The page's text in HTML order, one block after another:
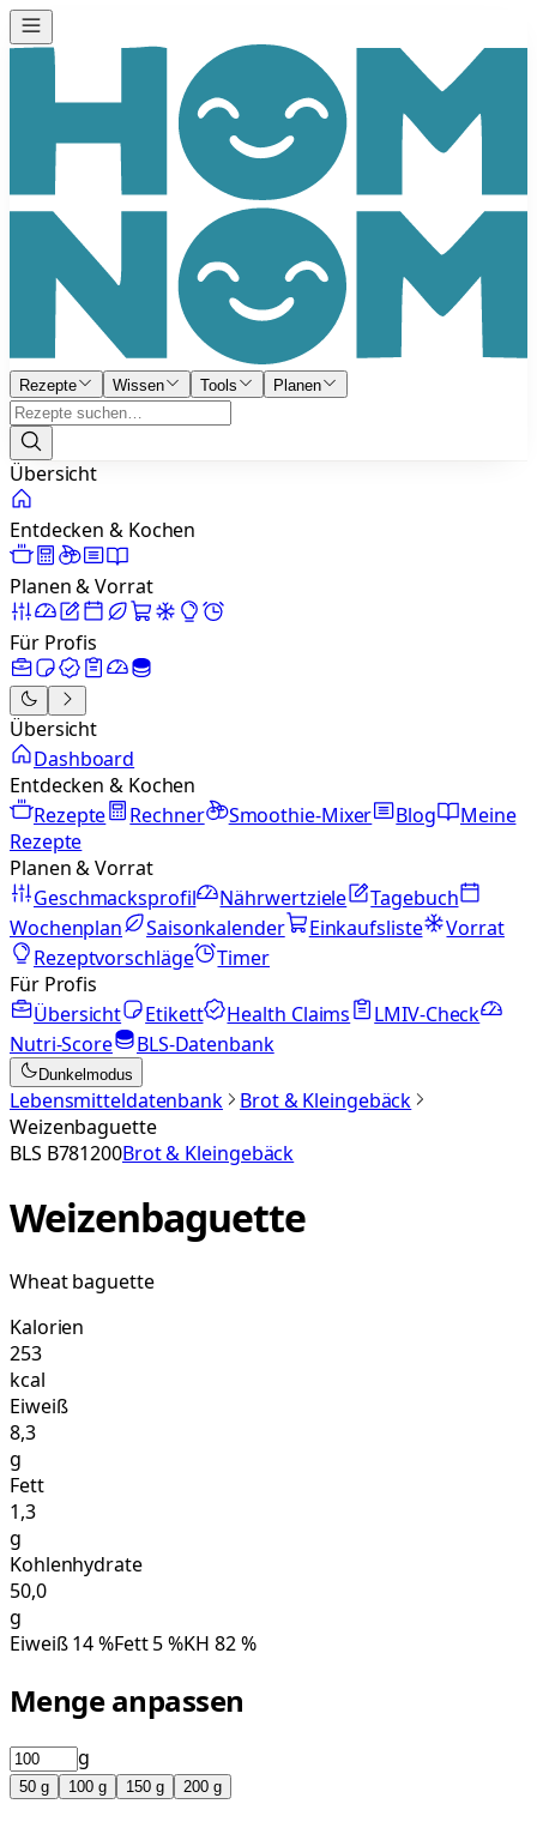
Rezepte Wissen Tools Planen
Übersicht
Entdecken & Kochen
Planen & Vorrat
Für Profis
Übersicht
Dashboard
Entdecken & Kochen
Rezepte
Rechner Smoothie-Mixer Blog
Meine
Rezepte
Planen & Vorrat
Geschmacksprofil
Nährwertziele
Tagebuch
Wochenplan
Saisonkalender Einkaufsliste
Vorrat
Rezeptvorschläge
Timer
Für Profis
Übersicht
Etikett Health Claims
LMIV-Check
Nutri-Score
BLS-Datenbank
Dunkelmodus
Lebensmitteldatenbank
Brot & Kleingebäck
Weizenbaguette
BLS B781200Brot & Kleingebäck
Weizenbaguette
Wheat baguette
Kalorien
253
kcal
Eiweiß
8,3
g
Fett
1,3
g
Kohlenhydrate
50,0
g
Eiweiß14%Fett5%KH 82%
Menge anpassen
g
50 g 100 g 150 g 200 g